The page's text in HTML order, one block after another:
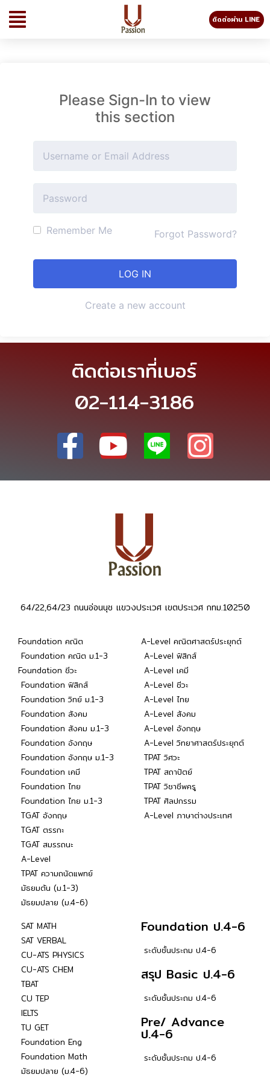
ติดต่อผ่าน LINE
Please Sign-In to view
this section
Remember Me Forgot Password?
Create a new account
ติดต่อเราที่เบอร์
02-114-3186
64/22,64/23 ถนนอ่อนนุช แขวงประเวศ เขตประเวศ กทม.10250
Foundation คณิต
Foundation คณิต ม.1-3
Foundation ชีวะ
Foundation ฟิสิกส์
Foundation วิทย์ ม.1-3
Foundation สังคม
Foundation สังคม ม.1-3
Foundation อังกฤษ
Foundation อังกฤษ ม.1-3
Foundation เคมี
Foundation ไทย
Foundation ไทย ม.1-3
TGAT อังกฤษ
TGAT ตรรกะ
TGAT สมรรถนะ
A-Level
TPAT ความถนัดแพทย์
มัธยมต้น (ม.1-3)
มัธยมปลาย (ม.4-6)
A-Level คณิตศาสตร์ประยุกต์
A-Level ฟิสิกส์
A-Level เคมี
A-Level ชีวะ
A-Level ไทย
A-Level สังคม
A-Level อังกฤษ
A-Level วิทยาศาสตร์ประยุกต์
TPAT วิศวะ
TPAT สถาปัตย์
TPAT วิชาชีพครู
TPAT ศิลปกรรม
A-Level ภาษาต่างประเทศ
SAT MATH
SAT VERBAL
CU-ATS PHYSICS
CU-ATS CHEM
TBAT
CU TEP
IELTS
TU GET
Foundation Eng
Foundation Math
มัธยมปลาย (ม.4-6)
Foundation ป.4-6
ระดับชั้นประถม ป.4-6
สรุป Basic ป.4-6
ระดับชั้นประถม ป.4-6
Pre/ Advance
ป.4-6
ระดับชั้นประถม ป.4-6